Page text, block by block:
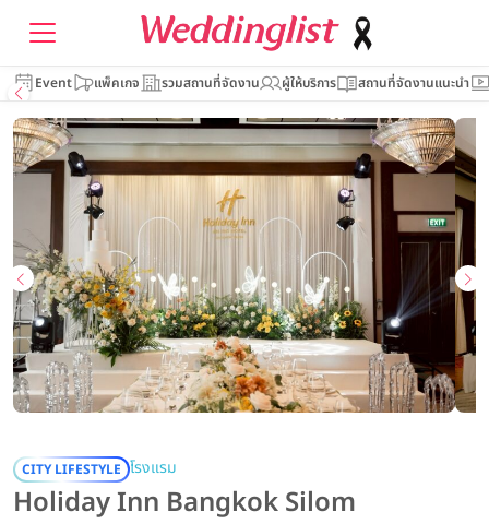
Event แพ็คเกจ รวมสถานที่จัดงาน ผู้ให้บริการ สถานที่จัดงานแนะนำ
CITY LIFESTYLE โรงแรม
Holiday Inn Bangkok Silom